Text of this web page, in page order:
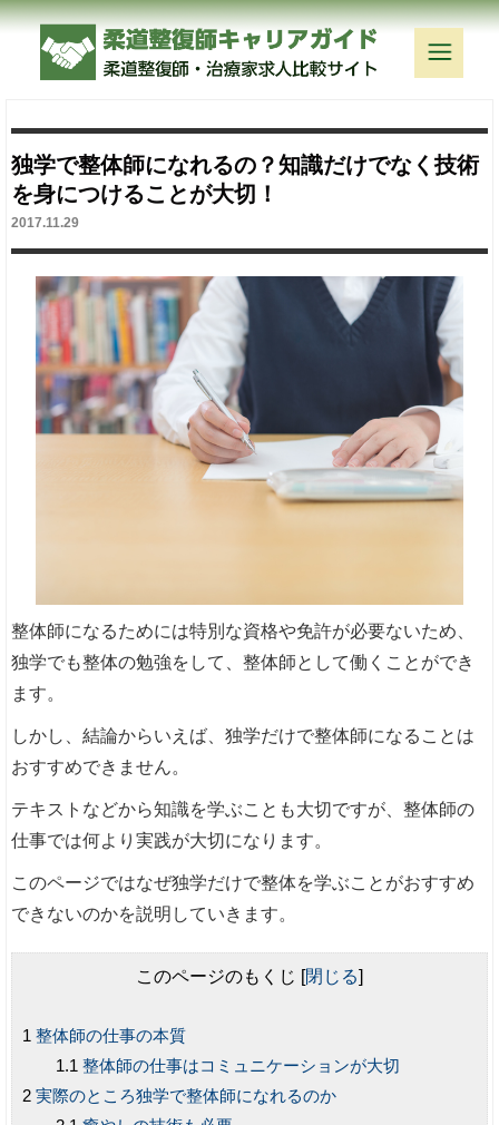
独学で整体師になれるの？知識だけでなく技術
を身につけることが大切！
2017.11.29
整体師になるためには特別な資格や免許が必要ないため、
独学でも整体の勉強をして、整体師として働くことができ
ます。
しかし、結論からいえば、独学だけで整体師になることは
おすすめできません。
テキストなどから知識を学ぶことも大切ですが、整体師の
仕事では何より実践が大切になります。
このページではなぜ独学だけで整体を学ぶことがおすすめ
できないのかを説明していきます。
このページのもくじ [閉じる]
整体師の仕事の本質
整体師の仕事はコミュニケーションが大切
実際のところ独学で整体師になれるのか